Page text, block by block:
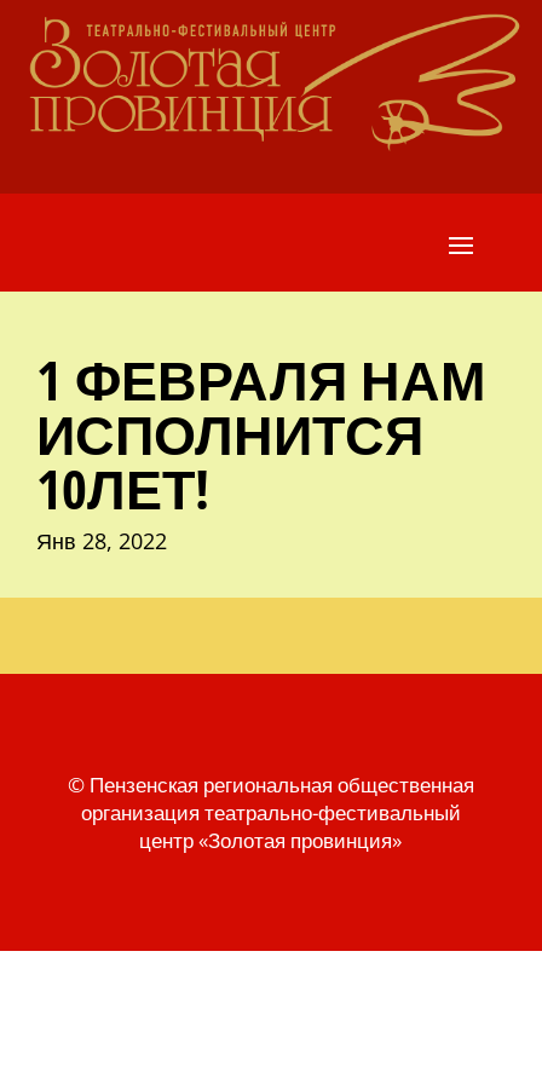
1 ФЕВРАЛЯ НАМ
ИСПОЛНИТСЯ
10ЛЕТ!
Янв 28, 2022
© Пензенская региональная общественная
организация театрально-фестивальный
центр «Золотая провинция»